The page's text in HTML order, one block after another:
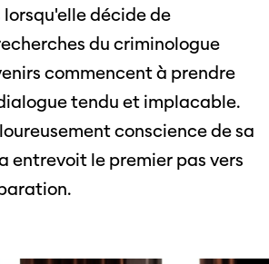
lorsqu'elle décide de
du criminologue
commencent à prendre
tendu et implacable.
conscience de sa
entrevoit le premier pas vers